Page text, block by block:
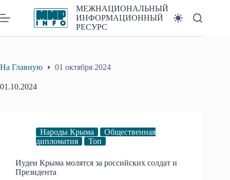
к
сути
МЕЖНАЦИОНАЛЬНЫЙ
ИНФОРМАЦИОННЫЙ
РЕСУРС
На Главную 01 октября 2024
01.10.2024
Народы Крыма
Общественная
дипломатия
Топ
Иудеи Крыма молятся за российских солдат и
Президента